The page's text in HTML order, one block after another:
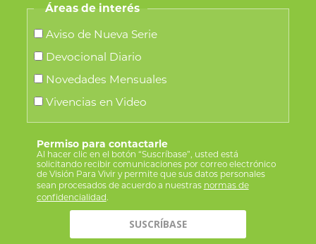
Áreas de interés
Aviso de Nueva Serie
Devocional Diario
Novedades Mensuales
Vivencias en Video
Permiso para contactarle
Al hacer clic en el botón “Suscríbase”, usted está
solicitando recibir comunicaciones por correo electrónico
de Visión Para Vivir y permite que sus datos personales
sean procesados de acuerdo a nuestras normas de
confidencialidad.